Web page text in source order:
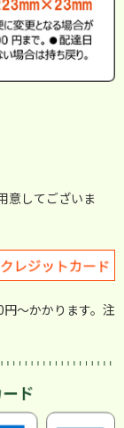
意してございま
～かかります。注